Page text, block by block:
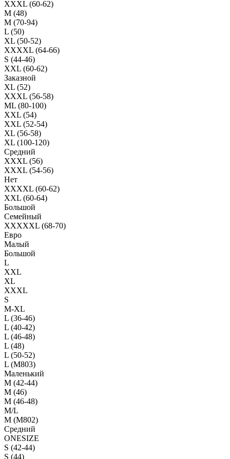
XXXL (60-62)
M (48)
M (70-94)
L (50)
XL (50-52)
XXXXL (64-66)
S (44-46)
XXL (60-62)
Заказной
XL (52)
XXXL (56-58)
ML (80-100)
XXL (54)
XXL (52-54)
XL (56-58)
XL (100-120)
Средний
XXXL (56)
XXXL (54-56)
Нет
XXXXL (60-62)
XXL (60-64)
Большой
Семейный
XXXXXL (68-70)
Евро
Малый
Большой
L
XXL
XL
XXXL
S
M-XL
L (36-46)
L (40-42)
L (46-48)
L (48)
L (50-52)
L (M803)
Маленький
М (42-44)
M (46)
M (46-48)
M/L
M (M802)
Средний
ONESIZE
S (42-44)
S (44)